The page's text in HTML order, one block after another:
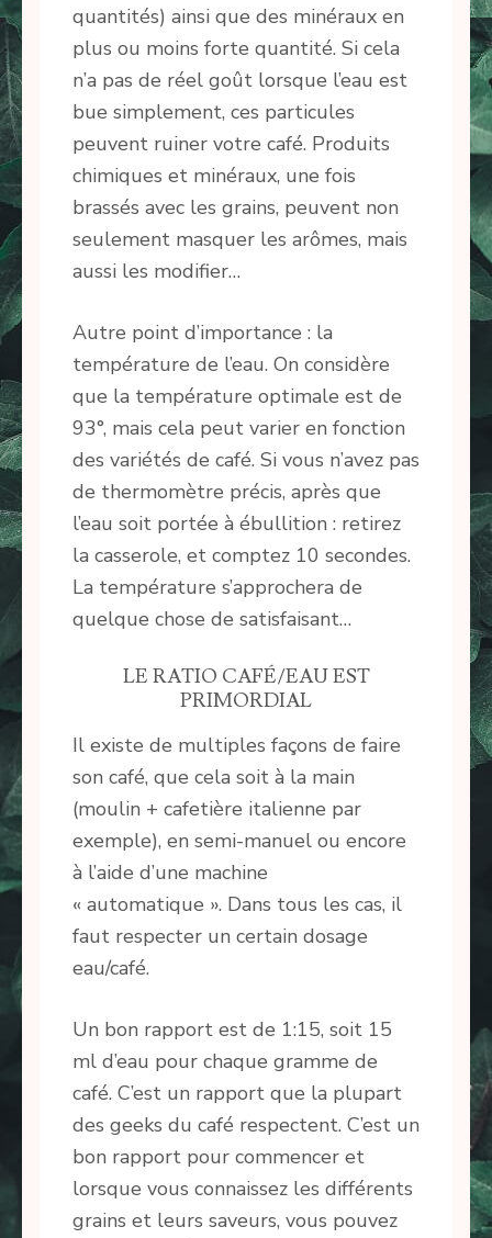
quantités) ainsi que des minéraux en
plus ou moins forte quantité. Si cela
n’a pas de réel goût lorsque l’eau est
bue simplement, ces particules
peuvent ruiner votre café. Produits
chimiques et minéraux, une fois
brassés avec les grains, peuvent non
seulement masquer les arômes, mais
aussi les modifier…
Autre point d’importance : la
température de l’eau. On considère
que la température optimale est de
93°, mais cela peut varier en fonction
des variétés de café. Si vous n’avez pas
de thermomètre précis, après que
l’eau soit portée à ébullition : retirez
la casserole, et comptez 10 secondes.
La température s’approchera de
quelque chose de satisfaisant…
LE RATIO CAFÉ/EAU EST
PRIMORDIAL
Il existe de multiples façons de faire
son café, que cela soit à la main
(moulin + cafetière italienne par
exemple), en semi-manuel ou encore
à l’aide d’une machine
« automatique ». Dans tous les cas, il
faut respecter un certain dosage
eau/café.
Un bon rapport est de 1:15, soit 15
ml d’eau pour chaque gramme de
café. C’est un rapport que la plupart
des geeks du café respectent. C’est un
bon rapport pour commencer et
lorsque vous connaissez les différents
grains et leurs saveurs, vous pouvez